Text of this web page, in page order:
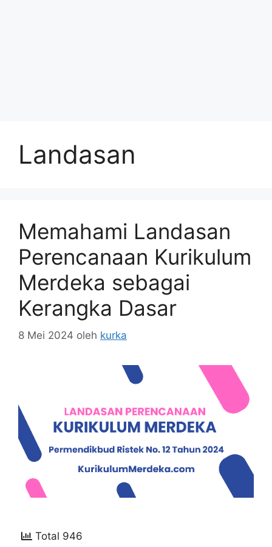
Landasan
Memahami Landasan
Perencanaan Kurikulum
Merdeka sebagai
Kerangka Dasar
8 Mei 2024 oleh kurka
Total 946